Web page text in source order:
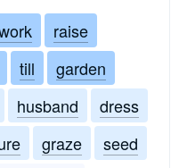
raise
till
garden
husband
dress
graze seed